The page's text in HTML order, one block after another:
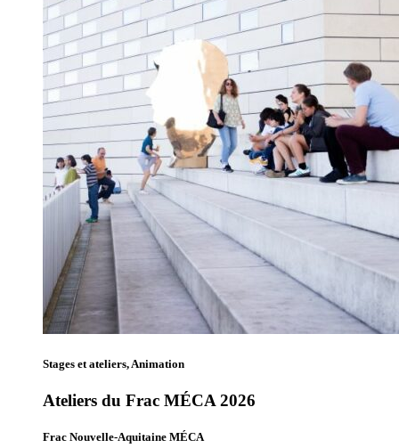
Stages et ateliers, Animation
Ateliers du Frac MÉCA 2026
Frac Nouvelle-Aquitaine MÉCA